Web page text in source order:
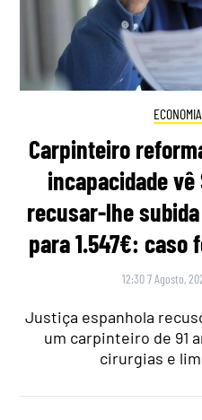
ECONOMIA
Carpinteiro
incapacidade vê
recusar-lhe
para 1.547€: caso
12:30 7 Agosto,
Justiça espanhola
um carpinteiro de 91
cirurgias e